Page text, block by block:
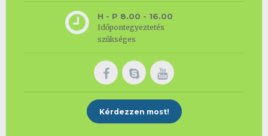
H - P 8.00 - 16.00
Időpontegyeztetés
szükséges
Kérdezzen most!